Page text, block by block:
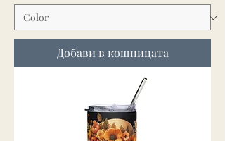
Добави в кошницата